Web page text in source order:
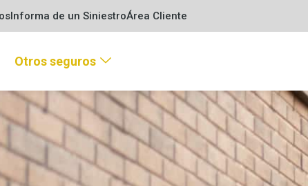
Informa de un SiniestroÁrea Cliente
Otros seguros